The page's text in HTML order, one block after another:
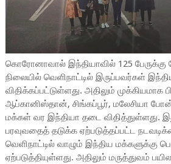
கொரோனாவால் இந்தியாவில் 125 பேருக்கு
நிலையில் வெளிநாட்டில் இருப்பவர்கள்
விதிக்கப்பட்டுள்ளது. அதிலும் முக்கியமாக
ஆப்கானிஸ்தான், சிங்கப்பூர், மலேசியா போன்ற
மக்கள் வர இந்தியா தடை விதித்துள்ளது.
பரவுவதைத் தடுக்க ஏற்படுத்தப்பட்ட
வெளிநாட்டில் வாழும் இந்திய மக்களுக்கு
ஏற்படுத்தியுள்ளது. அதிலும் மருத்துவம்